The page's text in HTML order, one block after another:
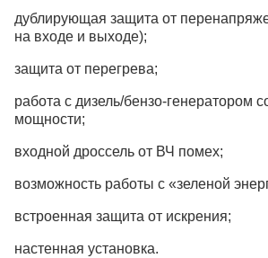
дублирующая защита от
на входе и выходе);
защита от перегрева;
работа с дизель/бензо-генератором
мощности;
входной дроссель от ВЧ помех;
возможность работы с «зеленой
встроенная защита от искрения;
настенная установка.